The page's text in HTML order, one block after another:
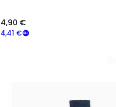
4,41 €
4,90 €